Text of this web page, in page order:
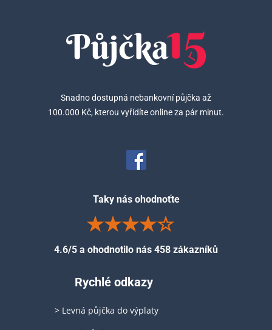
Snadno dostupná nebankovní půjčka až
100.000 Kč, kterou vyřídíte online za pár minut.
Taky nás ohodnoťte
4.6/5 a ohodnotilo nás 458 zákazníků
Rychlé odkazy
> Levná půjčka do výplaty